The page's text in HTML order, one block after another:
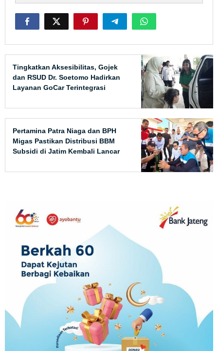
Tingkatkan Aksesibilitas, Gojek
dan RSUD Dr. Soetomo Hadirkan
Layanan GoCar Terintegrasi
Pertamina Patra Niaga dan BPH
Migas Pastikan Distribusi BBM
Subsidi di Jatim Kembali Lancar